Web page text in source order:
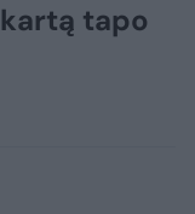
tapo